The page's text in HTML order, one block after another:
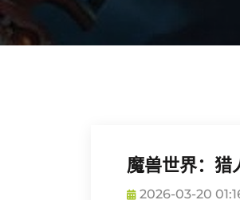
魔兽世界：猎
2026-03-20